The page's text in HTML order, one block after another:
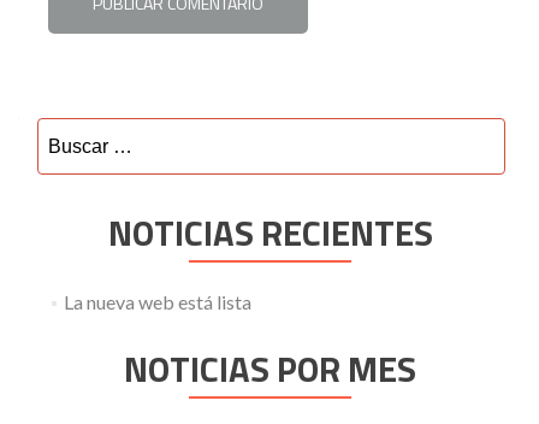
Buscar:
NOTICIAS RECIENTES
La nueva web está lista
NOTICIAS POR MES